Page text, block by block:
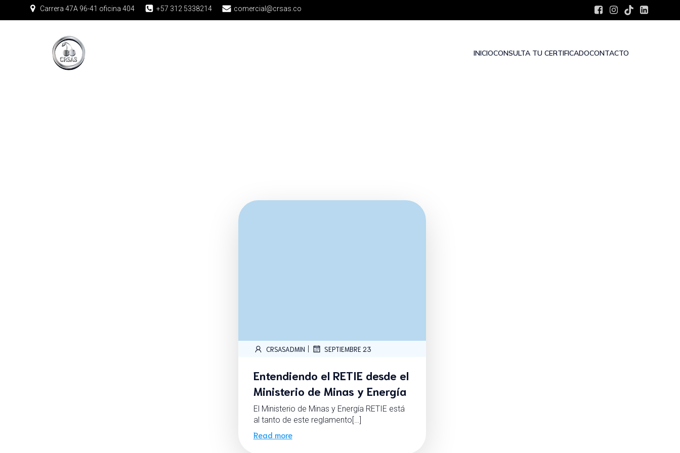
Carrera 47A 96-41 oficina 404 +57 312 5338214 comercial@crsas.co
INICIOCONSULTA TU CERTIFICADOCONTACTO
CRSASADMIN SEPTIEMBRE 23
Entendiendo el RETIE desde el
Ministerio de Minas y Energía
El Ministerio de Minas y Energía RETIE está
al tanto de este reglamento[…]
Read more